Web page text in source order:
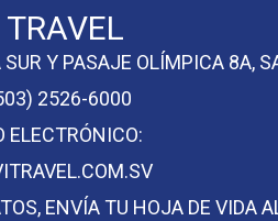
Y PASAJE OLÍMPICA 8A,
2526-6000
ELECTRÓNICO:
ENVÍA TU HOJA DE VIDA